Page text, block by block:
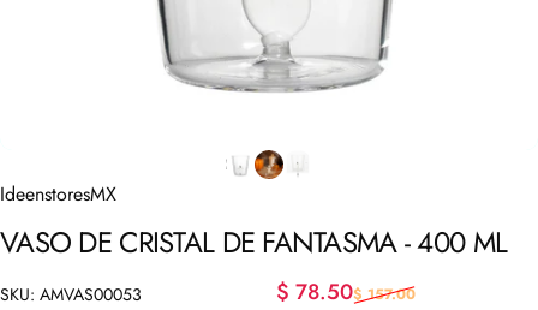
IdeenstoresMX
VASO DE CRISTAL DE FANTASMA-400 ML
SKU: AMVAS00053 Precio de oferta
$ 78.50
Precio habitual
$ 157.00